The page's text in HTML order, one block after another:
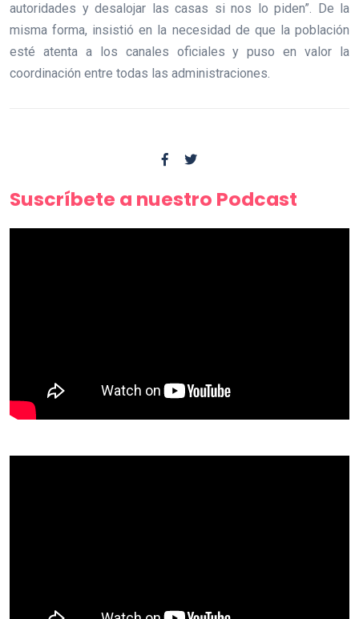
autoridades y desalojar las casas si nos lo piden”. De la
misma forma, insistió en la necesidad de que la población
esté atenta a los canales oficiales y puso en valor la
coordinación entre todas las administraciones.
Suscríbete a nuestro Podcast